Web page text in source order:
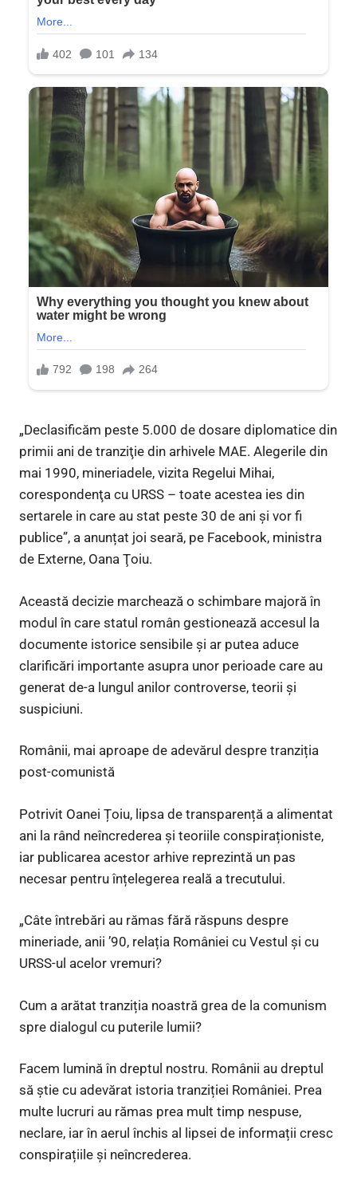
„Declasificăm peste 5.000 de dosare diplomatice din
primii ani de tranziţie din arhivele MAE. Alegerile din
mai 1990, mineriadele, vizita Regelui Mihai,
corespondenţa cu URSS – toate acestea ies din
sertarele in care au stat peste 30 de ani şi vor fi
publice”, a anunțat joi seară, pe Facebook, ministra
de Externe, Oana Ţoiu.
Această decizie marchează o schimbare majoră în
modul în care statul român gestionează accesul la
documente istorice sensibile și ar putea aduce
clarificări importante asupra unor perioade care au
generat de-a lungul anilor controverse, teorii și
suspiciuni.
Românii, mai aproape de adevărul despre tranziția
post-comunistă
Potrivit Oanei Țoiu, lipsa de transparență a alimentat
ani la rând neîncrederea și teoriile conspiraționiste,
iar publicarea acestor arhive reprezintă un pas
necesar pentru înțelegerea reală a trecutului.
„Câte întrebări au rămas fără răspuns despre
mineriade, anii ’90, relația României cu Vestul și cu
URSS-ul acelor vremuri?
Cum a arătat tranziția noastră grea de la comunism
spre dialogul cu puterile lumii?
Facem lumină în dreptul nostru. Românii au dreptul
să știe cu adevărat istoria tranziției României. Prea
multe lucruri au rămas prea mult timp nespuse,
neclare, iar în aerul închis al lipsei de informații cresc
conspirațiile și neîncrederea.